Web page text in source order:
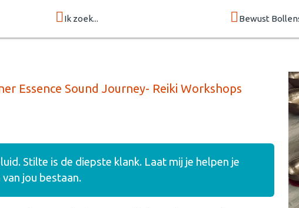
Ik zoek... Bewust
Essence Sound Journey- Reiki Workshops
Stilte is de diepste klank. Laat mij je helpen je
jou bestaan.